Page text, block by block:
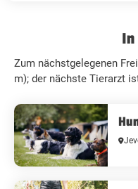
In
Zum nächstgelegenen
m); der nächste Tierarzt